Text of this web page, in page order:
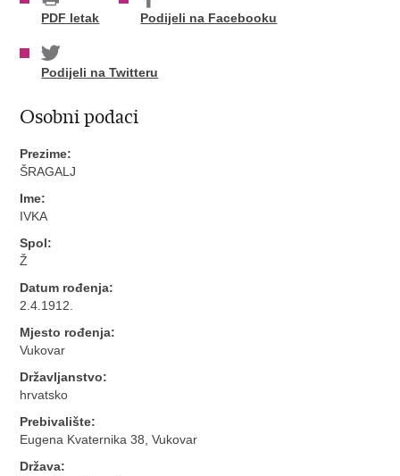
PDF letak Podijeli na Facebooku
Podijeli na Twitteru
Osobni podaci
Prezime:
ŠRAGALJ
Ime:
IVKA
Spol:
Ž
Datum rođenja:
2.4.1912.
Mjesto rođenja:
Vukovar
Državljanstvo:
hrvatsko
Prebivalište:
Eugena Kvaternika 38, Vukovar
Država: